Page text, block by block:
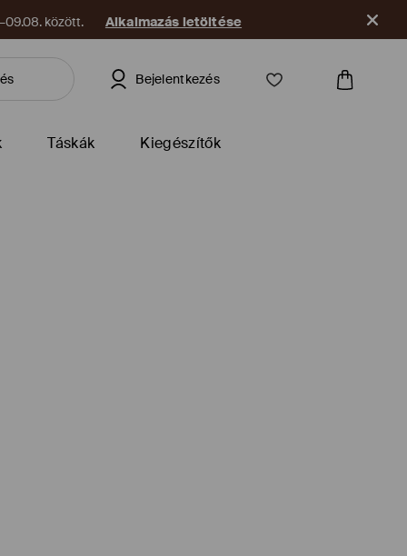
között. Alkalmazás letöltése
Bejelentkezés
Táskák Kiegészítők